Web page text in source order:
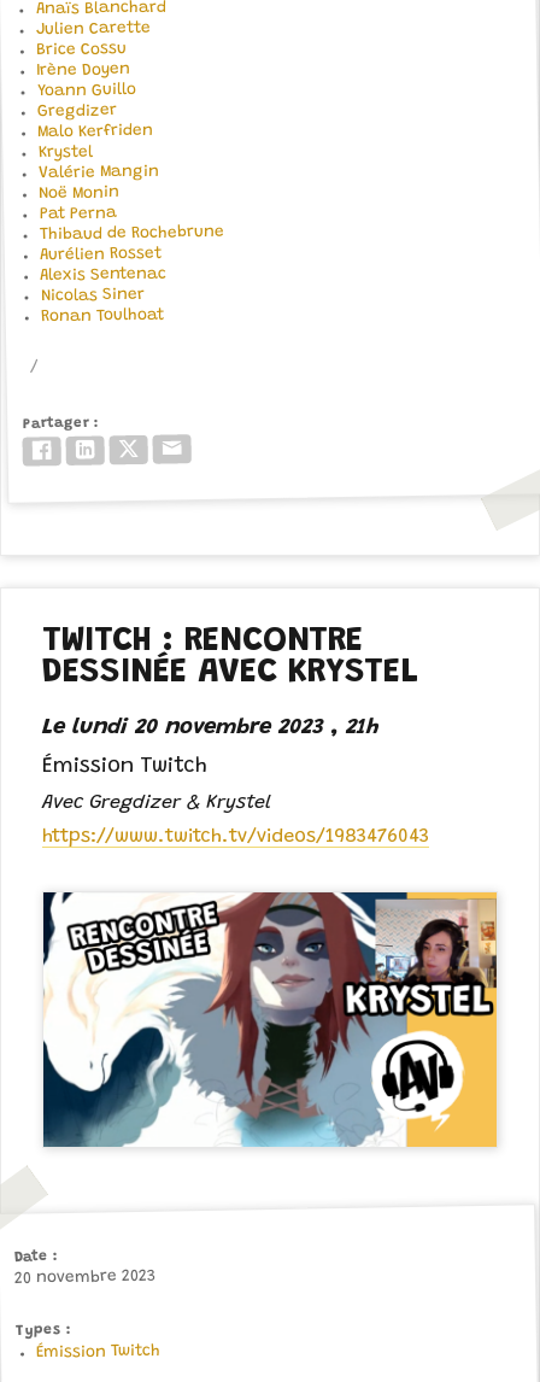
Anaïs Blanchard
Julien Carette
Brice Cossu
Irène Doyen
Yoann Guillo
Gregdizer
Malo Kerfriden
Krystel
Valérie Mangin
Noë Monin
Pat Perna
Thibaud de Rochebrune
Aurélien Rosset
Alexis Sentenac
Nicolas Siner
Ronan Toulhoat
Partager
FacebookLinkedInTwitter/X
TWITCH : RENCONTRE
DESSINÉE AVEC KRYSTEL
Le lundi 20 novembre 2023 , 21h
Émission Twitch
Avec Gregdizer & Krystel
https://www.twitch.tv/videos/1983476043
Date
20 novembre 2023
Types
Émission Twitch